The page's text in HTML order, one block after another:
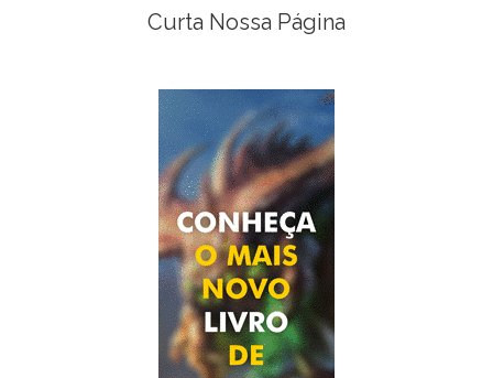
Curta Nossa Página